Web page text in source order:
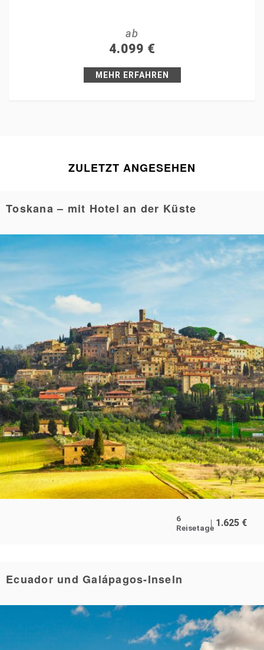
ab
4.099 €
MEHR ERFAHREN
ZULETZT ANGESEHEN
Toskana – mit Hotel an der Küste
6
Reisetage 1.625 €
Ecuador und Galápagos-Inseln